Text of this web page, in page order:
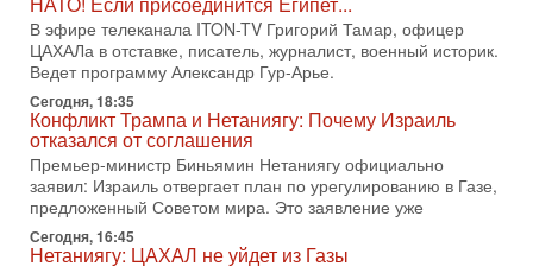
4-08-2026, 20:08
Трамп выбирает подходящий момент для удара!
Украину никогда не примут в НАТО
Сегодня гость нашей студии капитан 1-го ранга ВМC США
(в отставке) Гарри (Юрий) Табах, в прошлом: командир
антитеррористического центра НАТО в
3-08-2026, 19:07
«Либо в армию — либо в тюрьму?»
Ситуация вокруг призыва ультраортодоксов в ЦАХАЛ
достигла точки кипения. Попытки принять закон,
освобождающий уклоняющихся харедим от арестов,
В эфире телеканала ITON-TV Григорий Тамар, офицер
ЦАХАЛа в отставке, писатель, журналист, военный историк.
Ведет программу Александр Гур-Арье.
Сегодня, 18:35
Конфликт Трампа и Нетаниягу: Почему Израиль
отказался от соглашения
Премьер-министр Биньямин Нетаниягу официально
заявил: Израиль отвергает план по урегулированию в Газе,
предложенный Советом мира. Это заявление уже
Сегодня, 16:45
Нетаниягу: ЦАХАЛ не уйдет из Газы